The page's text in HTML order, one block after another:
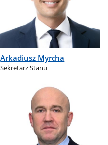
Arkadiusz Myrcha
Sekretarz Stanu